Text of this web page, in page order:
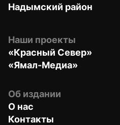
Надымский район
Наши проекты
«Красный Север»
«Ямал-Медиа»
Об издании
О нас
Контакты